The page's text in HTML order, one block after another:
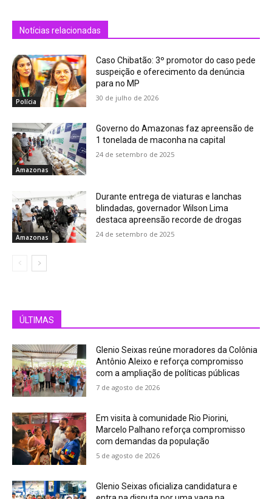
Notícias relacionadas
Polícia
Caso Chibatão: 3º promotor do caso pede
suspeição e oferecimento da denúncia
para no MP
30 de julho de 2026
Amazonas
Governo do Amazonas faz apreensão de
1 tonelada de maconha na capital
24 de setembro de 2025
Amazonas
Durante entrega de viaturas e lanchas
blindadas, governador Wilson Lima
destaca apreensão recorde de drogas
24 de setembro de 2025
ÚLTIMAS
Glenio Seixas reúne moradores da Colônia
Antônio Aleixo e reforça compromisso
com a ampliação de políticas públicas
7 de agosto de 2026
Em visita à comunidade Rio Piorini,
Marcelo Palhano reforça compromisso
com demandas da população
5 de agosto de 2026
Glenio Seixas oficializa candidatura e